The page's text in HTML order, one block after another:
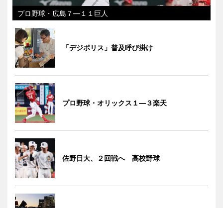
プロ野球・広島７―１１巨人
「デジポリス」普及呼び掛け
プロ野球・オリックス１―３楽天
佐野日大、２回戦へ 高校野球